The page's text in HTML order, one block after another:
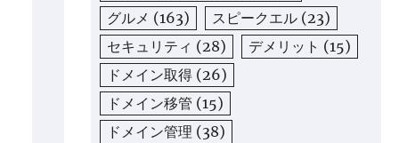
グルメ (163) スピークエル (23)
セキュリティ (28) デメリット (15)
ドメイン取得 (26)
ドメイン移管 (15)
ドメイン管理 (38)